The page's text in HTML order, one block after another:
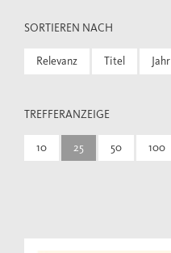
SORTIEREN NACH
Relevanz Titel Jahr
TREFFERANZEIGE
10 25 50 100